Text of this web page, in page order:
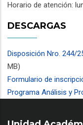
Horario de atención:
DESCARGAS
Disposición Nro. 244/
MB)
Formulario de
Programa Análisis y